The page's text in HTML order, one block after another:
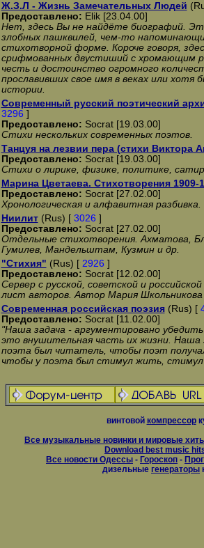
Ж.З.Л - Жизнь Замечательных Людей
Предоставлено: Elik [23.04.00]
Нет, здесь Вы не найдёте биографий.
злобных пашквилей, чем-то
стихотворной форме. Короче говоря,
срифмованных двустиший с хромающим
честь и достоинство огромного
прославивших свое имя в веках или
истории.
Современный русский поэтический
3296 ]
Предоставлено: Socrat [19.03.00]
Стихи нескольких современных поэтов.
Танцуя на лезвии пера (стихи Виктора
Предоставлено: Socrat [19.03.00]
Стихи о лирике, физике, политике,
Марина Цветаева. Стихотворения 1909-
Предоставлено: Socrat [27.02.00]
Хронологическая и алфавитная разбивка.
Ниилит(Rus) [ 3026 ]
Предоставлено: Socrat [27.02.00]
Отдельные стихотворения. Ахматова,
Гумилев, Мандельштам, Кузмин и др.
"Стихия" (Rus) [ 2926 ]
Предоставлено: Socrat [12.02.00]
Сервер с русской, советской и
лист авторов. Автор Мария Школьникова
Современная российская поэзия(Rus) [
Предоставлено: Socrat [11.02.00]
"Наша задача - аргументировано
это внушительная часть их жизни. Наша
поэта был читатель, чтобы поэт
чтобы у поэта был стимул жить,
винтовой компрессор
Все музыкальные новинки и мировые
Download best music
Все новости Одессы - Гороскоп -
дизельные генераторы